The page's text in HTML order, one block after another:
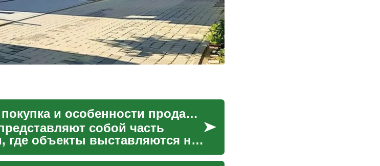
Арестованные дома: покупка и особенности продажи на торгах
собой часть
где объекты выставляются на
дол...